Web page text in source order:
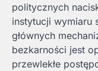
politycznych
instytucji wymiaru
głównych
bezkarności jest
przewlekłe